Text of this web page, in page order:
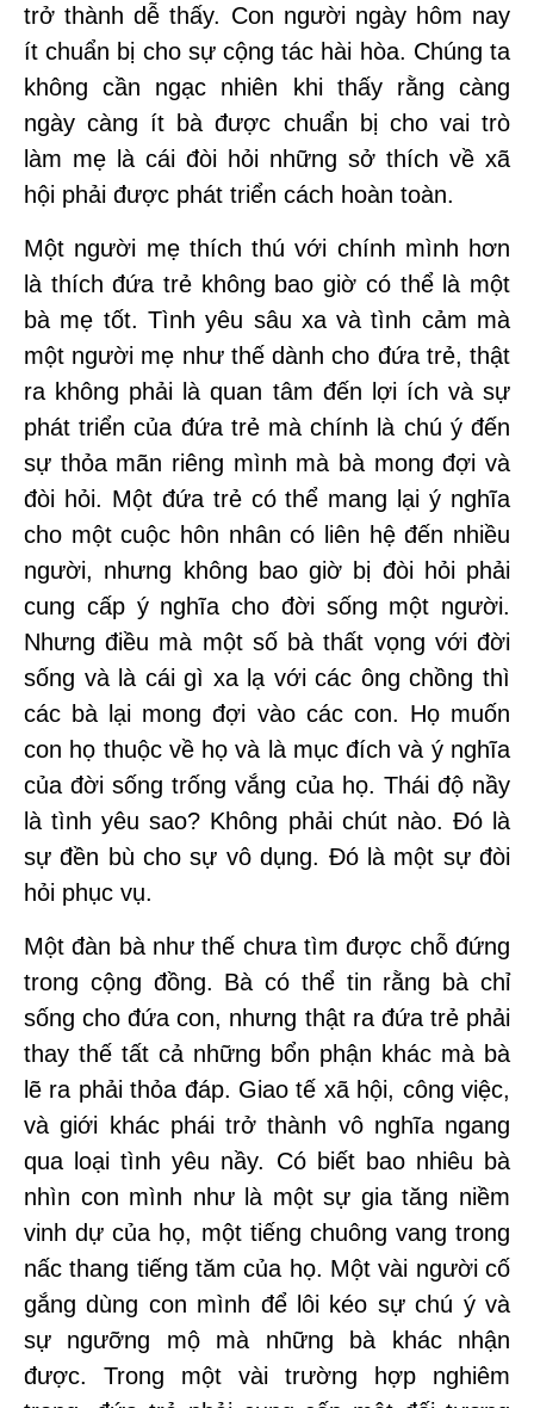
trở thành dễ thấy. Con người ngày hôm nay
ít chuẩn bị cho sự cộng tác hài hòa. Chúng ta
không cần ngạc nhiên khi thấy rằng càng
ngày càng ít bà được chuẩn bị cho vai trò
làm mẹ là cái đòi hỏi những sở thích về xã
hội phải được phát triển cách hoàn toàn.
Một người mẹ thích thú với chính mình hơn
là thích đứa trẻ không bao giờ có thể là một
bà mẹ tốt. Tình yêu sâu xa và tình cảm mà
một người mẹ như thế dành cho đứa trẻ, thật
ra không phải là quan tâm đến lợi ích và sự
phát triển của đứa trẻ mà chính là chú ý đến
sự thỏa mãn riêng mình mà bà mong đợi và
đòi hỏi. Một đứa trẻ có thể mang lại ý nghĩa
cho một cuộc hôn nhân có liên hệ đến nhiều
người, nhưng không bao giờ bị đòi hỏi phải
cung cấp ý nghĩa cho đời sống một người.
Nhưng điều mà một số bà thất vọng với đời
sống và là cái gì xa lạ với các ông chồng thì
các bà lại mong đợi vào các con. Họ muốn
con họ thuộc về họ và là mục đích và ý nghĩa
của đời sống trống vắng của họ. Thái độ nầy
là tình yêu sao? Không phải chút nào. Đó là
sự đền bù cho sự vô dụng. Đó là một sự đòi
hỏi phục vụ.
Một đàn bà như thế chưa tìm được chỗ đứng
trong cộng đồng. Bà có thể tin rằng bà chỉ
sống cho đứa con, nhưng thật ra đứa trẻ phải
thay thế tất cả những bổn phận khác mà bà
lẽ ra phải thỏa đáp. Giao tế xã hội, công việc,
và giới khác phái trở thành vô nghĩa ngang
qua loại tình yêu nầy. Có biết bao nhiêu bà
nhìn con mình như là một sự gia tăng niềm
vinh dự của họ, một tiếng chuông vang trong
nấc thang tiếng tăm của họ. Một vài người cố
gắng dùng con mình để lôi kéo sự chú ý và
sự ngưỡng mộ mà những bà khác nhận
được. Trong một vài trường hợp nghiêm